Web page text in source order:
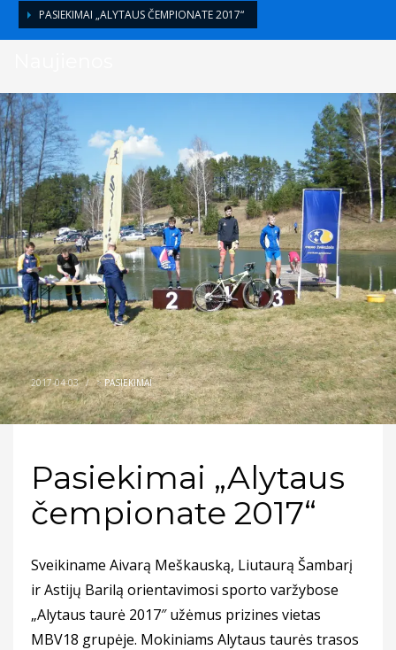
PASIEKIMAI „ALYTAUS ČEMPIONATE 2017“
2017-04-03 / >PASIEKIMAI
Pasiekimai „Alytaus
čempionate 2017“
Sveikiname Aivarą Meškauską, Liutaurą Šambarį
ir Astijų Barilą orientavimosi sporto varžybose
„Alytaus taurė 2017″ užėmus prizines vietas
MBV18 grupėje. Mokiniams Alytaus taurės trasos